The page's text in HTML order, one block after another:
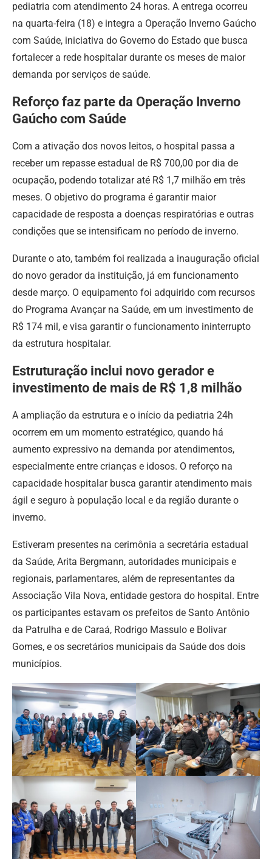
pediatria com atendimento 24 horas. A entrega ocorreu
na quarta-feira (18) e integra a Operação Inverno Gaúcho
com Saúde, iniciativa do Governo do Estado que busca
fortalecer a rede hospitalar durante os meses de maior
demanda por serviços de saúde.
Reforço faz parte da Operação Inverno
Gaúcho com Saúde
Com a ativação dos novos leitos, o hospital passa a
receber um repasse estadual de R$ 700,00 por dia de
ocupação, podendo totalizar até R$ 1,7 milhão em três
meses. O objetivo do programa é garantir maior
capacidade de resposta a doenças respiratórias e outras
condições que se intensificam no período de inverno.
Durante o ato, também foi realizada a inauguração oficial
do novo gerador da instituição, já em funcionamento
desde março. O equipamento foi adquirido com recursos
do Programa Avançar na Saúde, em um investimento de
R$ 174 mil, e visa garantir o funcionamento ininterrupto
da estrutura hospitalar.
Estruturação inclui novo gerador e
investimento de mais de R$ 1,8 milhão
A ampliação da estrutura e o início da pediatria 24h
ocorrem em um momento estratégico, quando há
aumento expressivo na demanda por atendimentos,
especialmente entre crianças e idosos. O reforço na
capacidade hospitalar busca garantir atendimento mais
ágil e seguro à população local e da região durante o
inverno.
Estiveram presentes na cerimônia a secretária estadual
da Saúde, Arita Bergmann, autoridades municipais e
regionais, parlamentares, além de representantes da
Associação Vila Nova, entidade gestora do hospital. Entre
os participantes estavam os prefeitos de Santo Antônio
da Patrulha e de Caraá, Rodrigo Massulo e Bolivar
Gomes, e os secretários municipais da Saúde dos dois
municípios.